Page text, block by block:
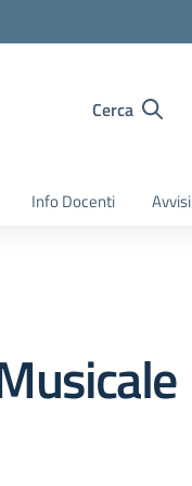
Cerca
Info Docenti Avvisi